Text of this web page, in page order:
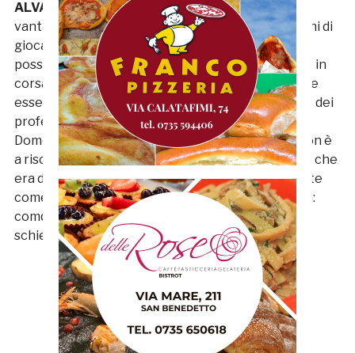
ALVARO ARCIPRETI (diesse Samb):“Il doppio
vantaggio ci ha indubbiamente messo in condizioni di
giocare in tranquillità, questo genere di partite
possono essere facili sulla carta, per poi cambiare in
corsa. Attualmente il mercato è chiuso, se dovesse
esserci necessità porteremo un over dal mercato dei
professionisti, ma ad ora è una possibilità remota.
Domenica ci sarà una gara difficile, Tozzi Borsoi non è
a rischio, il problema è l’ammonizione di Borghetti che
era diffidato. Tuttavia con un calciatore importante
come Fedi cercheremo di ovviare alla sua assenza:
comquneu deciderà il mister come giocare e chi
schierare.”